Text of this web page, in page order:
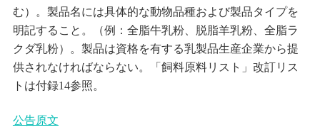
む）。製品名には具体的な動物品種および製品タイプを
明記すること。（例：全脂牛乳粉、脱脂羊乳粉、全脂ラ
クダ乳粉）。製品は資格を有する乳製品生産企業から提
供されなければならない。「飼料原料リスト」改訂リス
トは付録14参照。
公告原文